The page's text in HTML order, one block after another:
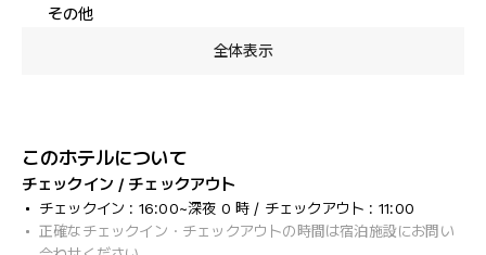
その他
全体表示
このホテルについて
チェックイン / チェックアウト
チェックイン : 16:00~深夜 0 時 / チェックアウト : 11:00
正確なチェックイン・チェックアウトの時間は宿泊施設にお問い